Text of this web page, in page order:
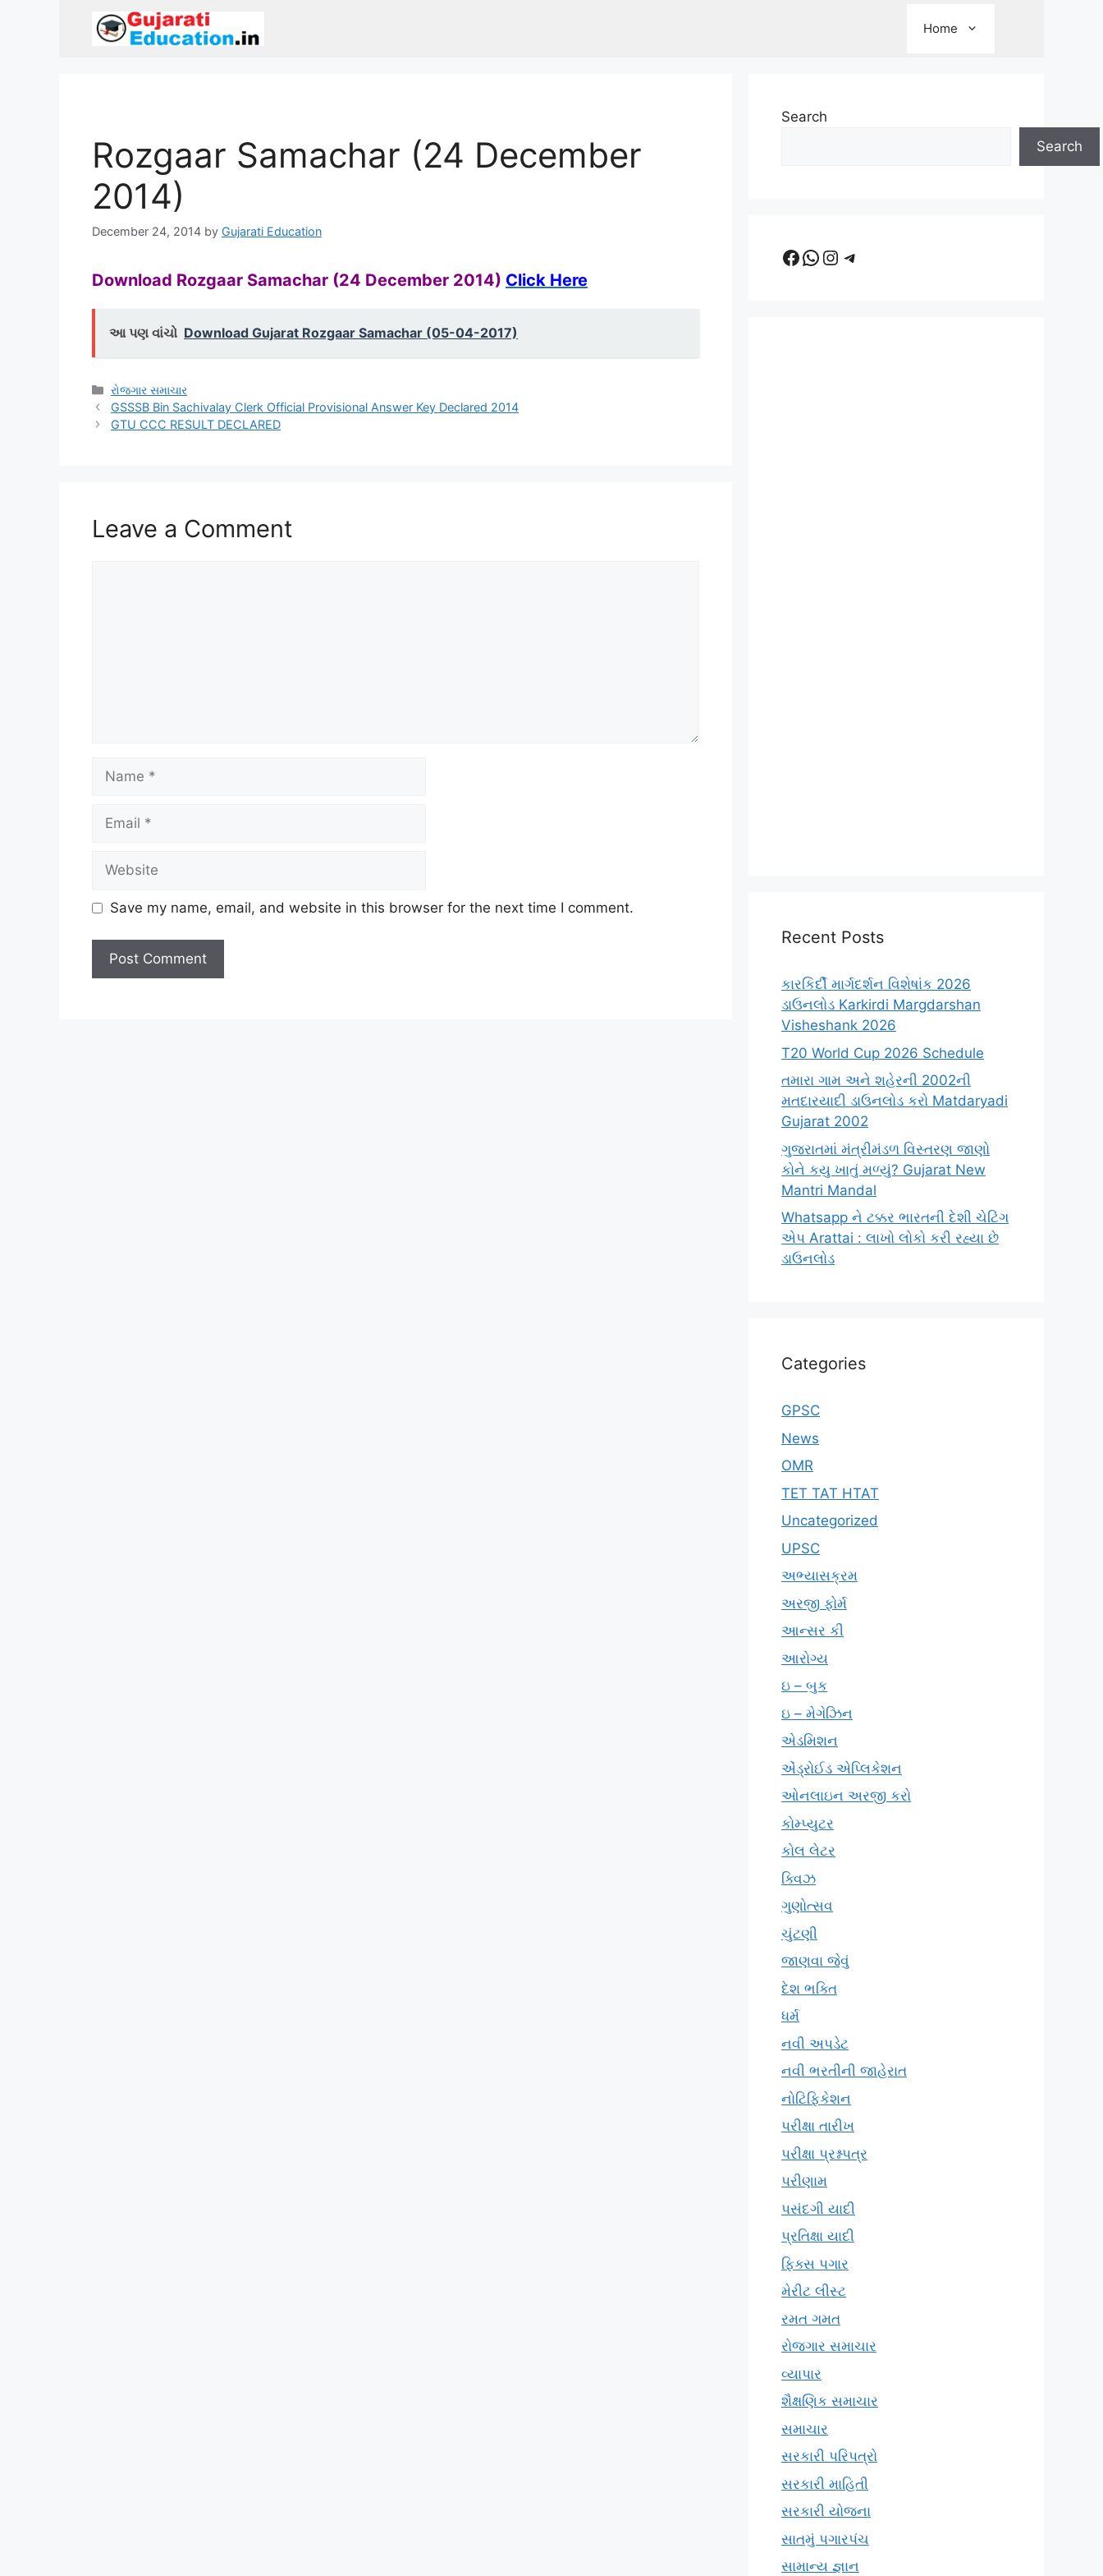
Home
Rozgaar Samachar (24 December
2014)
December 24, 2014 by Gujarati Education
Download Rozgaar Samachar (24 December 2014) Click Here
આ પણ વાંચો Download Gujarat Rozgaar Samachar (05-04-2017)
Categories
રોજગાર સમાચાર
GSSSB Bin Sachivalay Clerk Official Provisional Answer Key Declared 2014
GTU CCC RESULT DECLARED
Leave a Comment
Name
Email
Website
Save my name, email, and website in this browser for the next time I comment.
Search
Search
Facebook
WhatsApp
Instagram
Telegram
Recent Posts
કારકિર્દી માર્ગદર્શન વિશેષાંક 2026
ડાઉનલોડ Karkirdi Margdarshan
Visheshank 2026
T20 World Cup 2026 Schedule
તમારા ગામ અને શહેરની 2002ની
મતદારયાદી ડાઉનલોડ કરો Matdaryadi
Gujarat 2002
ગુજરાતમાં મંત્રીમંડળ વિસ્તરણ જાણો
કોને કયુ ખાતું મળ્યું? Gujarat New
Mantri Mandal
Whatsapp ને ટક્કર ભારતની દેશી ચેટિંગ
એપ Arattai : લાખો લોકો કરી રહ્યા છે
ડાઉનલોડ
Categories
GPSC
News
OMR
TET TAT HTAT
Uncategorized
UPSC
અભ્યાસક્રમ
અરજી ફોર્મ
આન્સર કી
આરોગ્ય
ઇ – બુક
ઇ – મેગેઝિન
એડમિશન
એંડ્રોઈડ એપ્લિકેશન
ઓનલાઇન અરજી કરો
કોમ્પ્યુટર
કોલ લેટર
ક્વિઝ
ગુણોત્સવ
ચુંટણી
જાણવા જેવું
દેશ ભક્તિ
ધર્મ
નવી અપડેટ
નવી ભરતીની જાહેરાત
નોટિફિકેશન
પરીક્ષા તારીખ
પરીક્ષા પ્રશ્નપત્ર
પરીણામ
પસંદગી યાદી
પ્રતિક્ષા યાદી
ફિક્સ પગાર
મેરીટ લીસ્ટ
રમત ગમત
રોજગાર સમાચાર
વ્યાપાર
શૈક્ષણિક સમાચાર
સમાચાર
સરકારી પરિપત્રો
સરકારી માહિતી
સરકારી યોજના
સાતમું પગારપંચ
સામાન્ય જ્ઞાન